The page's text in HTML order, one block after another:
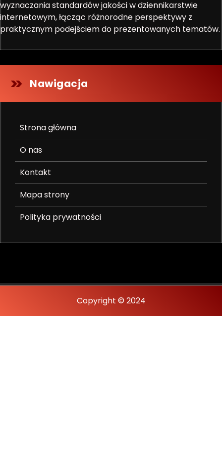
wyznaczania standardów jakości w dziennikarstwie
internetowym, łącząc różnorodne perspektywy z
praktycznym podejściem do prezentowanych tematów.
Nawigacja
Strona główna
O nas
Kontakt
Mapa strony
Polityka prywatności
Copyright © 2024